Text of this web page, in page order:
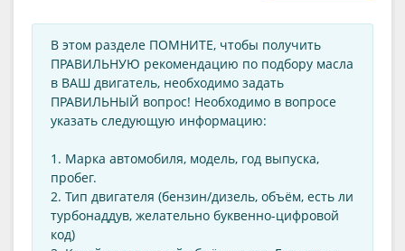
В этом разделе ПОМНИТЕ, чтобы получить
ПРАВИЛЬНУЮ рекомендацию по подбору масла
в ВАШ двигатель, необходимо задать
ПРАВИЛЬНЫЙ вопрос! Необходимо в вопросе
указать следующую информацию:
1. Марка автомобиля, модель, год выпуска,
пробег.
2. Тип двигателя (бензин/дизель, объём, есть ли
турбонаддув, желательно буквенно-цифровой
код)